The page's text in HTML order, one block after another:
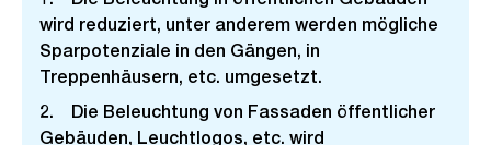
wird reduziert, unter anderem werden mögliche
Sparpotenziale in den Gängen, in
Treppenhäusern, etc. umgesetzt.
2. Die Beleuchtung von Fassaden öffentlicher
Gebäuden, Leuchtlogos, etc. wird